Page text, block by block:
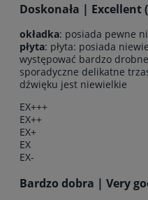
Doskonała | Excellent
okładka: posiada pewne
płyta: płyta: posiada
występować bardzo
sporadyczne delikatne
dźwięku jest niewielkie
EX+++
EX++
EX+
EX
EX-
Bardzo dobra | Very